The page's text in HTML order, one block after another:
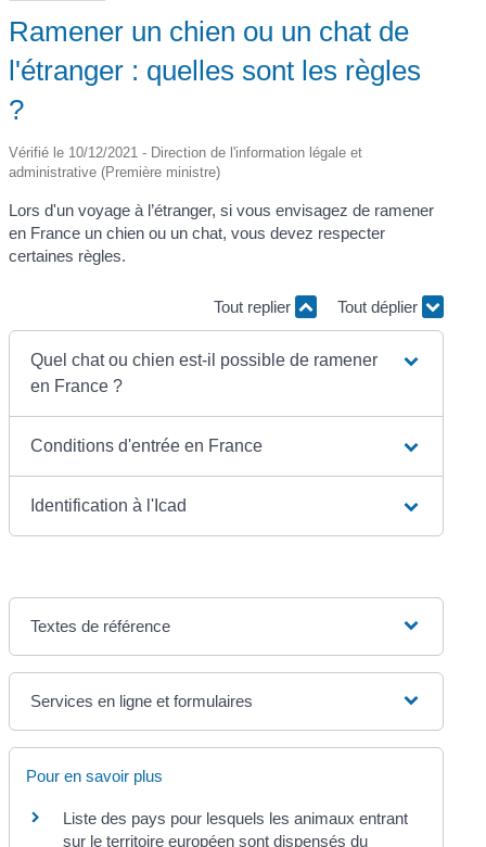
Ramener un chien ou un chat de
l'étranger : quelles sont les règles
?
Vérifié le 10/12/2021 - Direction de l'information légale et
administrative (Première ministre)
Lors d'un voyage à l’étranger, si vous envisagez de ramener
en France un chien ou un chat, vous devez respecter
certaines règles.
Tout replier Tout déplier
Quel chat ou chien est-il possible de ramener
en France ?
Conditions d'entrée en France
Identification à l'Icad
Textes de référence
Services en ligne et formulaires
Pour en savoir plus
Liste des pays pour lesquels les animaux entrant
sur le territoire européen sont dispensés du